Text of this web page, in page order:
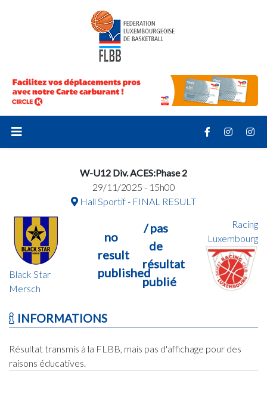
W-U12 Div. ACES:Phase 2
29/11/2025 - 15h00
Hall Sportif - FINAL RESULT
Black Star
Mersch
no
result
published
/ pas
de
résultat
publié
Racing
Luxembourg
INFORMATIONS
Résultat transmis à la FLBB, mais pas d'affichage pour des
raisons éducatives.